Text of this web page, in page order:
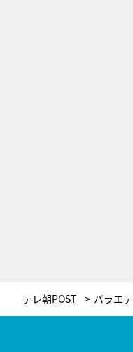
テレ朝POST バラエ